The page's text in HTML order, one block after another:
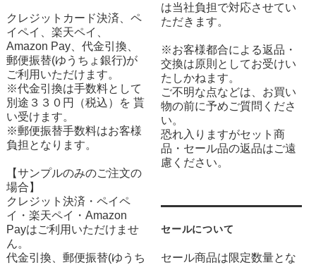
クレジットカード決済、ペ
イペイ、楽天ペイ、
Amazon Pay、代金引換、
郵便振替(ゆうちょ銀行)が
ご利用いただけます。
※代金引換は手数料として
別途３３０円（税込）を 貰
い受けます。
※郵便振替手数料はお客様
負担となります。
【サンプルのみのご注文の
場合】
クレジット決済・ペイペ
イ・楽天ペイ・Amazon
Payはご利用いただけませ
ん。
代金引換、郵便振替(ゆうち
は当社負担で対応させてい
ただきます。
※お客様都合による返品・
交換は原則としてお受けい
たしかねます。
ご不明な点などは、お買い
物の前に予めご質問くださ
い。
恐れ入りますがセット商
品・セール品の返品はご遠
慮ください。
セールについて
セール商品は限定数量とな